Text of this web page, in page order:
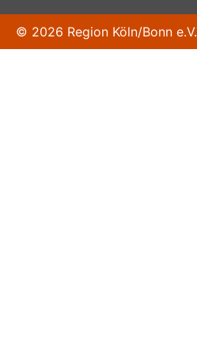
© 2026 Region Köln/Bonn e.V.